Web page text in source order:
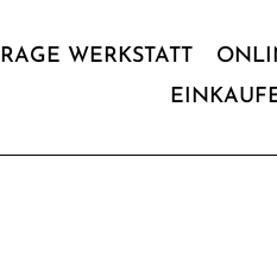
WERKSTATT